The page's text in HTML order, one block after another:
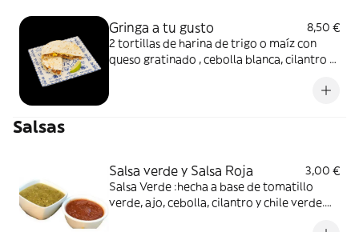
Gringa a tu gusto
8,50 €
2 tortillas de harina de trigo o maíz con
queso gratinado , cebolla blanca, cilantro y
Salsas
Salsa verde y Salsa Roja
3,00 €
Salsa Verde :hecha a base de tomatillo
verde, ajo, cebolla, cilantro y chile verde.